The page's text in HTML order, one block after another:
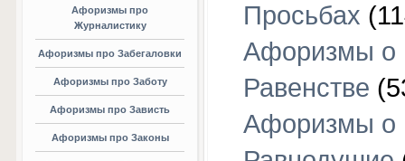
Афоризмы про
Журналистику
Афоризмы про Забегаловки
Афоризмы про Заботу
Афоризмы про Зависть
Афоризмы про Законы
Просьбах
Афоризмы о
Равенстве
Афоризмы о